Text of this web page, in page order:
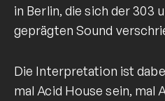
in Berlin, die sich der 303
geprägten Sound
Die Interpretation ist
mal Acid House sein, mal